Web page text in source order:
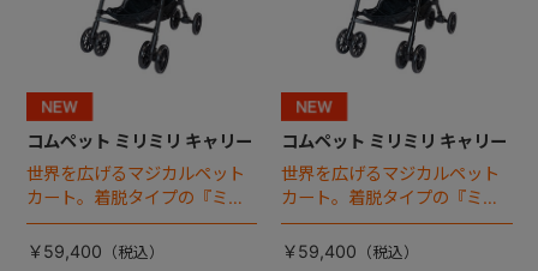
コムペット ミリミリ キャリー
世界を広げるマジカルペット
カート。着脱タイプの『ミリ
ミリ キャリー』 からアースカ
ラーが登場！
￥59,400
コムペット ミリミリ キャリー
世界を広げるマジカルペット
カート。着脱タイプの『ミリ
ミリ キャリー』 からアースカ
ラーが登場！
￥59,400